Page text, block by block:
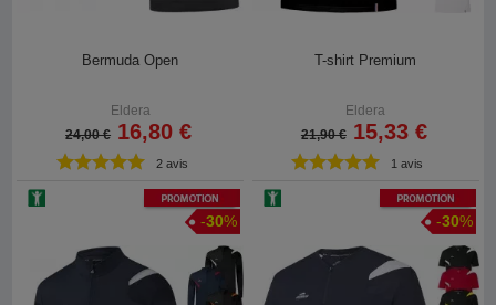
Bermuda Open
Eldera
24,00 € 16,80 €
2 avis
T-shirt Premium
Eldera
21,90 € 15,33 €
1 avis
Promotion
-30%
Promotion
-30%